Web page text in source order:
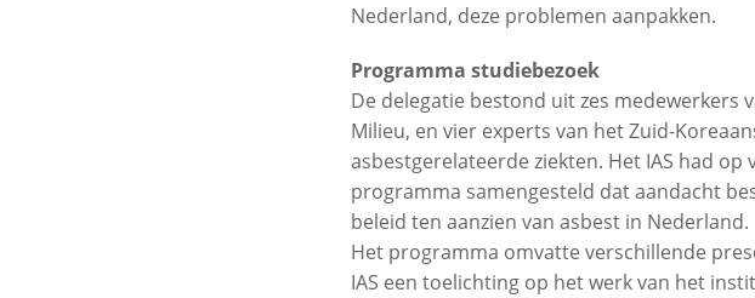
Nederland, deze problemen aanpakken.
Programma studiebezoek
De delegatie bestond uit zes medewerkers
Milieu, en vier experts van het Zuid-
asbestgerelateerde ziekten. Het IAS had
programma samengesteld dat aandacht
beleid ten aanzien van asbest in Nederland.
Het programma omvatte verschillende
IAS een toelichting op het werk van het